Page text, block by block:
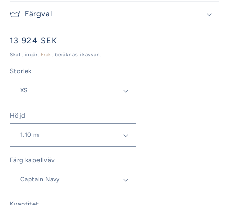
Färgval
Ordinarie
pris
13 924 SEK
Skatt ingår. Frakt beräknas i kassan.
Storlek
Höjd
Färg kapellväv